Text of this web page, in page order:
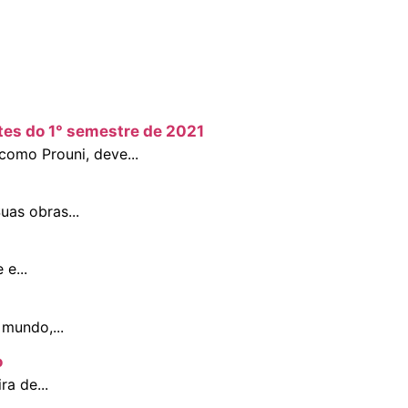
do 1° semestre de 2021
Prouni, deve...
obras...
e...
de...